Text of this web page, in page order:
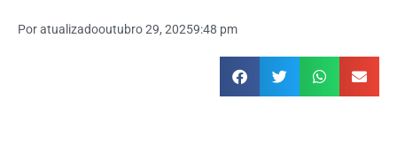
Poratualizadooutubro 29, 20259:48 pm